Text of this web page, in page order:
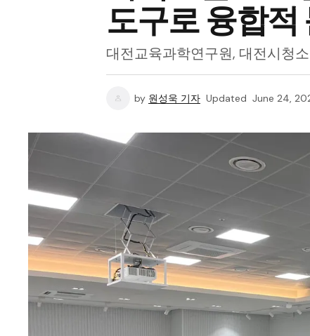
도구로 융합적
대전교육과학연구원, 대전시청
by 원성욱 기자 Updated June 24,